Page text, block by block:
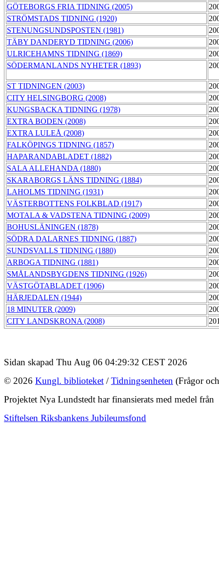
GÖTEBORGS FRIA TIDNING (2005)
STRÖMSTADS TIDNING (1920)
STENUNGSUNDSPOSTEN (1981)
TÄBY DANDERYD TIDNING (2006)
ULRICEHAMNS TIDNING (1869)
SÖDERMANLANDS NYHETER (1893)
ST TIDNINGEN (2003)
CITY HELSINGBORG (2008)
KUNGSBACKA TIDNING (1978)
EXTRA BODEN (2008)
EXTRA LULEÅ (2008)
FALKÖPINGS TIDNING (1857)
HAPARANDABLADET (1882)
SALA ALLEHANDA (1880)
SKARABORGS LÄNS TIDNING (1884)
LAHOLMS TIDNING (1931)
VÄSTERBOTTENS FOLKBLAD (1917)
MOTALA & VADSTENA TIDNING (2009)
BOHUSLÄNINGEN (1878)
SÖDRA DALARNES TIDNING (1887)
SUNDSVALLS TIDNING (1880)
ARBOGA TIDNING (1881)
SMÅLANDSBYGDENS TIDNING (1926)
VÄSTGÖTABLADET (1906)
HÄRJEDALEN (1944)
18 MINUTER (2009)
CITY LANDSKRONA (2008)
Sidan skapad Thu Aug 06 04:29:32 CEST 2026
© 2026 Kungl. biblioteket /Tidningsenheten (Frågor
Projektet Nya Lundstedt har finansierats med medel från
Stiftelsen Riksbankens Jubileumsfond